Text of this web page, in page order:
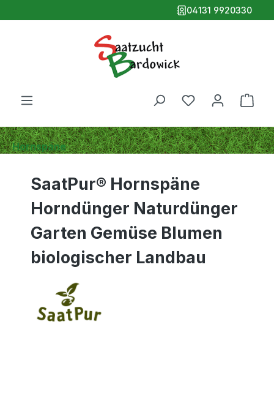
04131 9920330
Hornspäne
SaatPur® Hornspäne
Horndünger Naturdünger
Garten Gemüse Blumen
biologischer Landbau